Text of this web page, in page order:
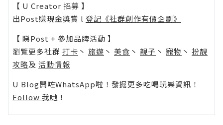
【 U Creator 招募 】
出Post賺現金獎賞 l 登記《社群創作有價企劃》
【 睇Post + 參加品牌活動 】
瀏覽更多社群 打卡 丶 旅遊 丶 美食 丶 親子 丶 寵物 丶 扮靚
攻略及 活動情報
U Blog開咗WhatsApp啦！發掘更多吃喝玩樂資訊！
Follow 我哋 ！